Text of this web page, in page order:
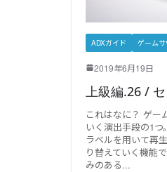
ADXガイド ゲーム
2019年6月19日
上級編.26 /
これはなに？ ゲー
いく演出手段の1
ラベルを用いて再
り替えていく機能
みのある